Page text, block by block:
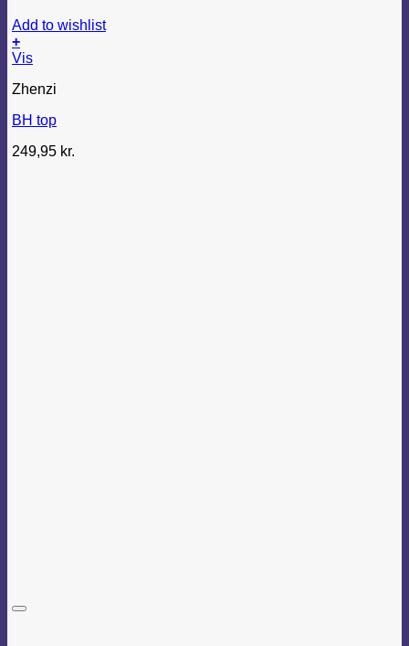
Add to wishlist
+
Dette
har
varianter.
kan
Vis
Zhenzi
BH top
249,95 kr.